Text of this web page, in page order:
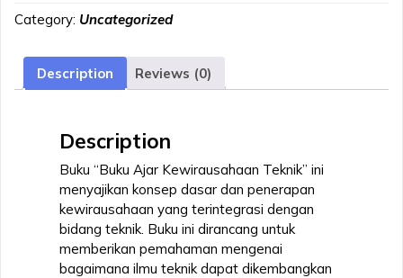
TEKNIK
Category: Uncategorized
Description Reviews (0)
Description
Buku “Buku Ajar Kewirausahaan Teknik” ini
menyajikan konsep dasar dan penerapan
kewirausahaan yang terintegrasi dengan
bidang teknik. Buku ini dirancang untuk
memberikan pemahaman mengenai
bagaimana ilmu teknik dapat dikembangkan